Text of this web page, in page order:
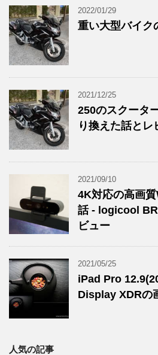
2022/01/29
重い大型バイク
2021/12/25
250のスクータ
り換えた話とレ
2021/09/10
4K対応の高画
話 - logicool
ビュー
2021/05/25
iPad Pro
Display XDRの
人気の記事